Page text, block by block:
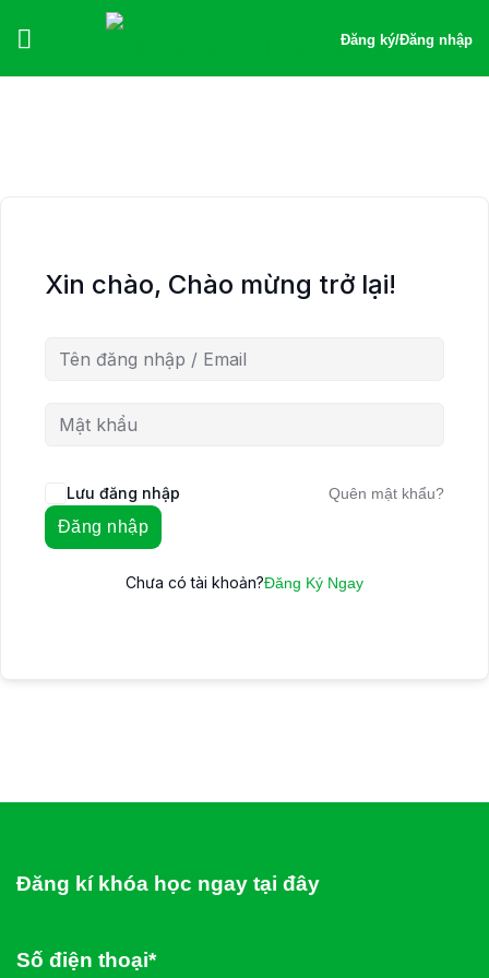
Đăng ký/Đăng nhập
Xin chào, Chào mừng trở lại!
Lưu đăng nhập Quên mật khẩu?
Đăng nhập
Chưa có tài khoản?Đăng Ký Ngay
Đăng kí khóa học ngay tại đây
Số điện thoại*